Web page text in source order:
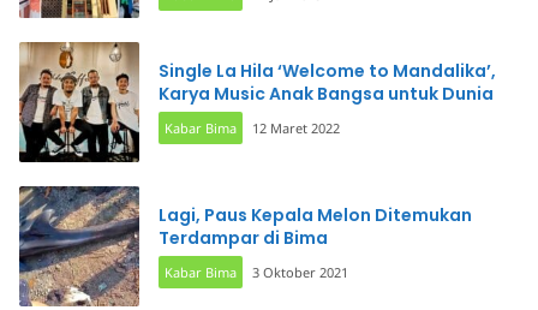
Single La Hila ‘Welcome to Mandalika’,
Karya Music Anak Bangsa untuk Dunia
Kabar Bima 12 Maret 2022
Lagi, Paus Kepala Melon Ditemukan
Terdampar di Bima
Kabar Bima 3 Oktober 2021